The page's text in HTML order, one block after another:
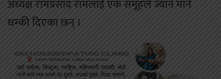
अध्यक्ष रामप्रसाद रामलाई एक समूहले ज्यान मार्ने
धम्की दिएका छन् ।